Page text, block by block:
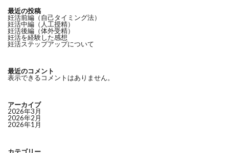
最近の投稿
妊活前編（自己タイミング法）
妊活中編（人工授精）
妊活後編（体外受精）
妊活を経験した感想
妊活ステップアップについて
最近のコメント
表示できるコメントはありません。
アーカイブ
2026年3月
2026年2月
2026年1月